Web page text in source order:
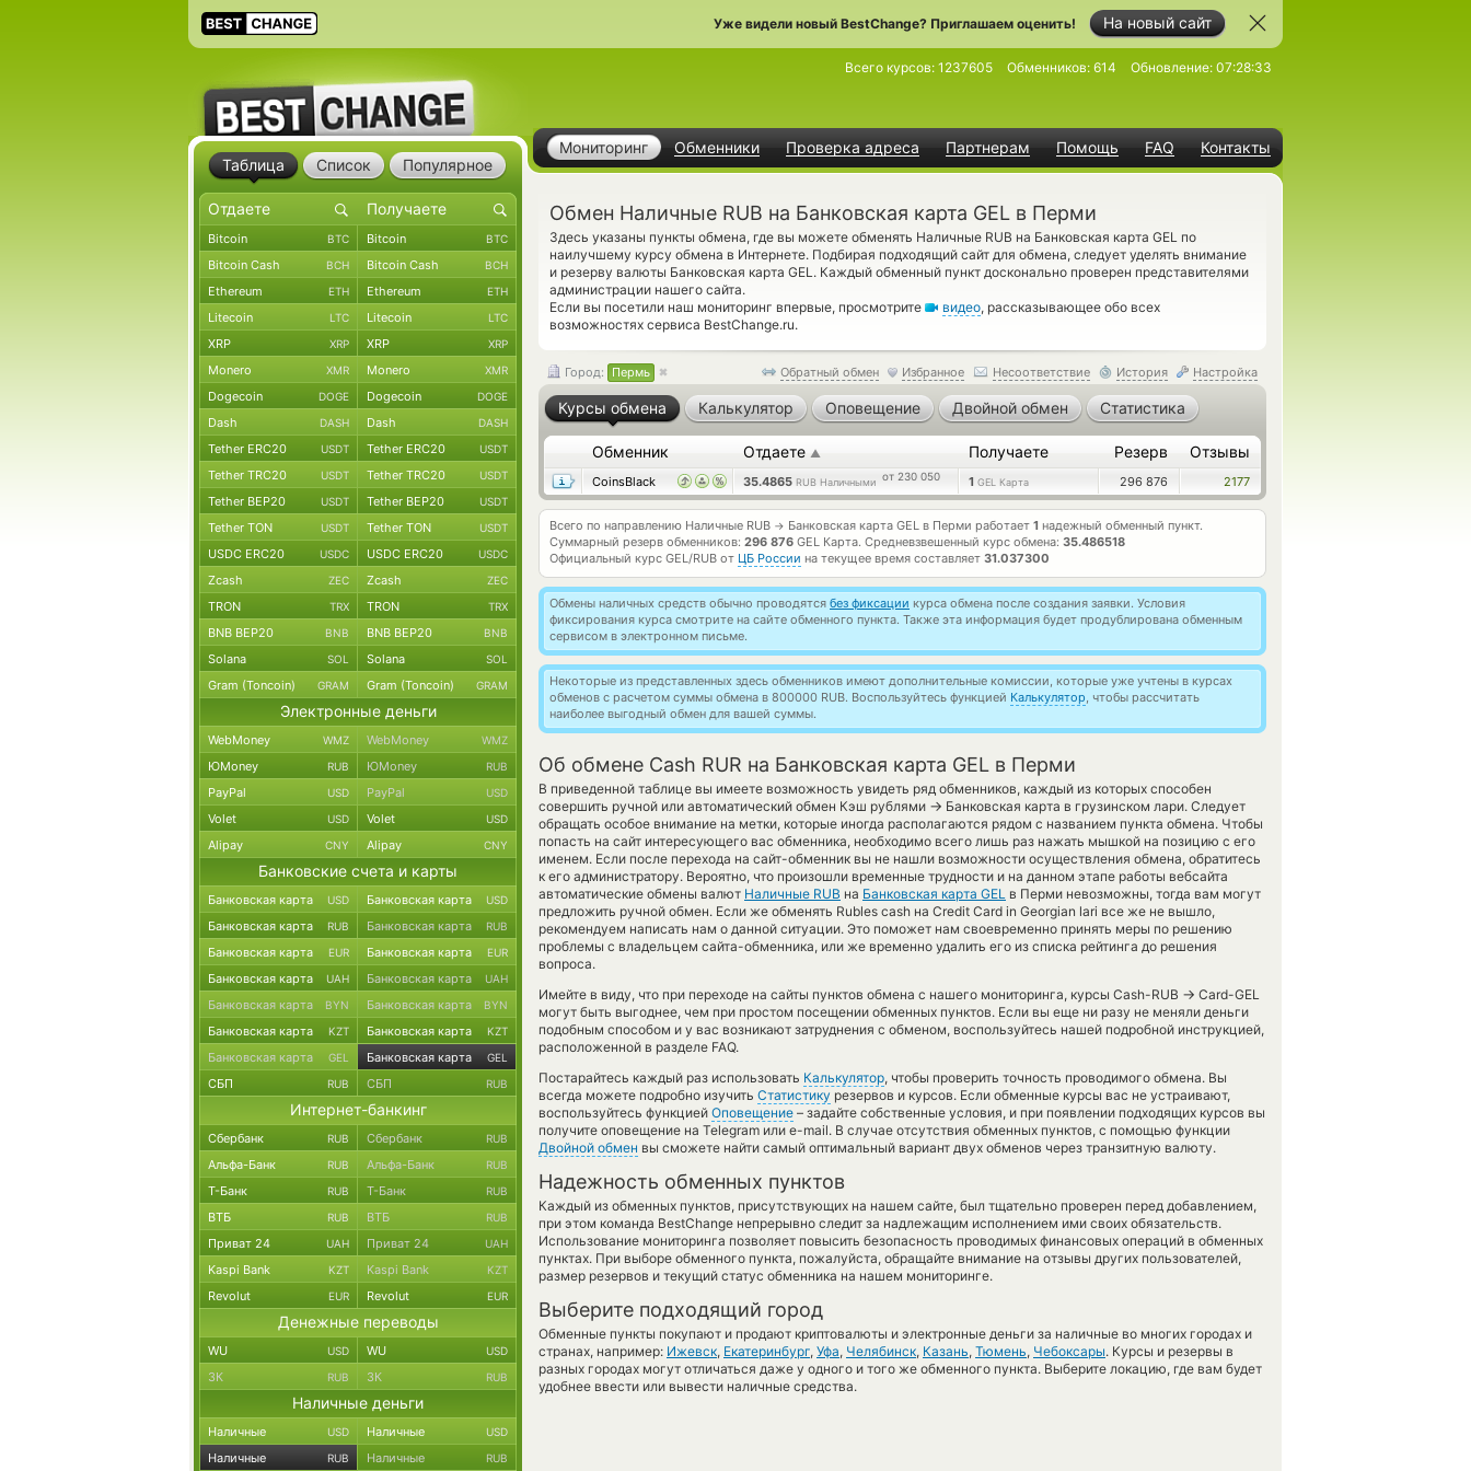
На новый сайт
Уже видели новый BestChange? Приглашаем оценить!
Мониторинг Обменники Проверка адреса Партнерам Помощь FAQ Контакты
Всего курсов: 1237605 Обменников: 614 Обновление: 07:28:33
Обмен Наличные RUB на Банковская карта GEL в Перми
Здесь указаны пункты обмена, где вы можете обменять Наличные RUB на Банковская карта GEL по
наилучшему курсу обмена в Интернете. Подбирая подходящий сайт для обмена, следует уделять внимание
и резерву валюты Банковская карта GEL. Каждый обменный пункт досконально проверен представителями
администрации нашего сайта.
Если вы посетили наш мониторинг впервые, просмотрите
видео, рассказывающее обо всех
возможностях сервиса BestChange.ru.
Обратный обмен Избранное Несоответствие История Настройка
Город: Пермь
Курсы обмена Калькулятор Оповещение Двойной обмен Статистика
Обменник Отдаете ▲ Получаете Резерв Отзывы
CoinsBlack 35.4865 RUB Наличными от 230 050 1 GEL Карта 296 876 2177
Всего по направлению Наличные RUB → Банковская карта GEL в Перми работает 1 надежный обменный пункт.
Суммарный резерв обменников: 296 876 GEL Карта. Средневзвешенный курс обмена: 35.486518
Официальный курс GEL/RUB от ЦБ России на текущее время составляет 31.037300
Обмены наличных средств обычно проводятся без фиксации курса обмена после создания заявки. Условия
фиксирования курса смотрите на сайте обменного пункта. Также эта информация будет продублирована обменным
сервисом в электронном письме.
Некоторые из представленных здесь обменников имеют дополнительные комиссии, которые уже учтены в курсах
обменов с расчетом суммы обмена в 800000 RUB. Воспользуйтесь функцией Калькулятор, чтобы рассчитать
наиболее выгодный обмен для вашей суммы.
Об обмене Cash RUR на Банковская карта GEL в Перми
В приведенной таблице вы имеете возможность увидеть ряд обменников, каждый из которых способен
совершить ручной или автоматический обмен Кэш рублями → Банковская карта в грузинском лари. Следует
обращать особое внимание на метки, которые иногда располагаются рядом с названием пункта обмена. Чтобы
попасть на сайт интересующего вас обменника, необходимо всего лишь раз нажать мышкой на позицию с его
именем. Если после перехода на сайт-обменник вы не нашли возможности осуществления обмена, обратитесь
к его администратору. Вероятно, что произошли временные трудности и на данном этапе работы вебсайта
автоматические обмены валют Наличные RUB на Банковская карта GEL в Перми невозможны, тогда вам могут
предложить ручной обмен. Если же обменять Rubles cash на Credit Card in Georgian lari все же не вышло,
рекомендуем написать нам о данной ситуации. Это поможет нам своевременно принять меры по решению
проблемы с владельцем сайта-обменника, или же временно удалить его из списка рейтинга до решения
вопроса.
Имейте в виду, что при переходе на сайты пунктов обмена с нашего мониторинга, курсы Cash-RUB → Card-GEL
могут быть выгоднее, чем при простом посещении обменных пунктов. Если вы еще ни разу не меняли деньги
подобным способом и у вас возникают затруднения с обменом, воспользуйтесь нашей подробной инструкцией,
расположенной в разделе FAQ.
Постарайтесь каждый раз использовать Калькулятор, чтобы проверить точность проводимого обмена. Вы
всегда можете подробно изучить Статистику резервов и курсов. Если обменные курсы вас не устраивают,
воспользуйтесь функцией Оповещение – задайте собственные условия, и при появлении подходящих курсов вы
получите оповещение на Telegram или e-mail. В случае отсутствия обменных пунктов, с помощью функции
Двойной обмен вы сможете найти самый оптимальный вариант двух обменов через транзитную валюту.
Надежность обменных пунктов
Каждый из обменных пунктов, присутствующих на нашем сайте, был тщательно проверен перед добавлением,
при этом команда BestChange непрерывно следит за надлежащим исполнением ими своих обязательств.
Использование мониторинга позволяет повысить безопасность проводимых финансовых операций в обменных
пунктах. При выборе обменного пункта, пожалуйста, обращайте внимание на отзывы других пользователей,
размер резервов и текущий статус обменника на нашем мониторинге.
Выберите подходящий город
Обменные пункты покупают и продают криптовалюты и электронные деньги за наличные во многих городах и
странах, например: Ижевск, Екатеринбург, Уфа, Челябинск, Казань, Тюмень, Чебоксары. Курсы и резервы в
разных городах могут отличаться даже у одного и того же обменного пункта. Выберите локацию, где вам будет
удобнее ввести или вывести наличные средства.
Таблица Список Популярное
Bitcoin BTC Bitcoin BTC
Bitcoin Cash BCH Bitcoin Cash BCH
Ethereum ETH Ethereum ETH
Litecoin LTC Litecoin LTC
XRP XRP XRP XRP
Monero XMR Monero XMR
Dogecoin DOGE Dogecoin DOGE
Dash DASH Dash DASH
Tether ERC20 USDT Tether ERC20 USDT
Tether TRC20 USDT Tether TRC20 USDT
Tether BEP20 USDT Tether BEP20 USDT
Tether TON USDT Tether TON USDT
USDC ERC20 USDC USDC ERC20 USDC
Zcash ZEC Zcash ZEC
TRON TRX TRON TRX
BNB BEP20 BNB BNB BEP20 BNB
Solana SOL Solana SOL
Gram (Toncoin) GRAM Gram (Toncoin) GRAM
Электронные деньги
WebMoney WMZ WebMoney WMZ
ЮMoney RUB ЮMoney RUB
PayPal USD PayPal USD
Volet USD Volet USD
Alipay CNY Alipay CNY
Банковские счета и карты
Банковская карта USD Банковская карта USD
Банковская карта RUB Банковская карта RUB
Банковская карта EUR Банковская карта EUR
Банковская карта UAH Банковская карта UAH
Банковская карта BYN Банковская карта BYN
Банковская карта KZT Банковская карта KZT
Банковская карта GEL Банковская карта GEL
СБП RUB СБП RUB
Интернет-банкинг
Сбербанк RUB Сбербанк RUB
Альфа-Банк RUB Альфа-Банк RUB
Т-Банк RUB Т-Банк RUB
ВТБ RUB ВТБ RUB
Приват 24 UAH Приват 24 UAH
Kaspi Bank KZT Kaspi Bank KZT
Revolut EUR Revolut EUR
Денежные переводы
WU USD WU USD
ЗК RUB ЗК RUB
Наличные деньги
Наличные USD Наличные USD
Наличные RUB Наличные RUB